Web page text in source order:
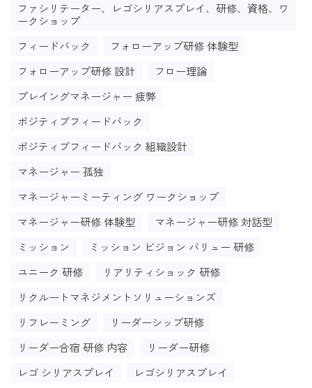
ファシリテーター、レゴシリアスプレイ、研修、資格、ワ
ークショップ
フィードバック
フォローアップ研修 体験型
フォローアップ研修 設計
フロー理論
プレイングマネージャー 疲弊
ポジティブフィードバック
ポジティブフィードバック 組織設計
マネージャー 孤独
マネージャーミーティング ワークショップ
マネージャー研修 体験型
マネージャー研修 対話型
ミッション
ミッション ビジョン バリュー 研修
ユニーク 研修
リアリティショック 研修
リクルートマネジメントソリューションズ
リフレーミング
リーダーシップ研修
リーダー合宿 研修 内容
リーダー研修
レゴ シリアスプレイ
レゴシリアスプレイ